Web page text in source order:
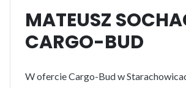
MATEUSZ
CARGO-BUD
W ofercie Cargo-Bud w